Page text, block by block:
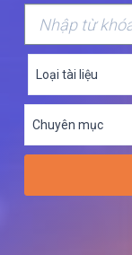
Loại tài liệu
Chuyên mục